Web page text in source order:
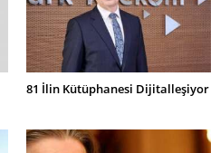
81 İlin Kütüphanesi Dijitalleşiyor